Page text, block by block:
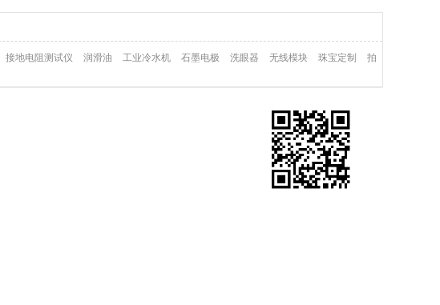
接地电阻测试仪 润滑油 工业冷水机 石墨电极 洗眼器 无线模块 珠宝定制
拍